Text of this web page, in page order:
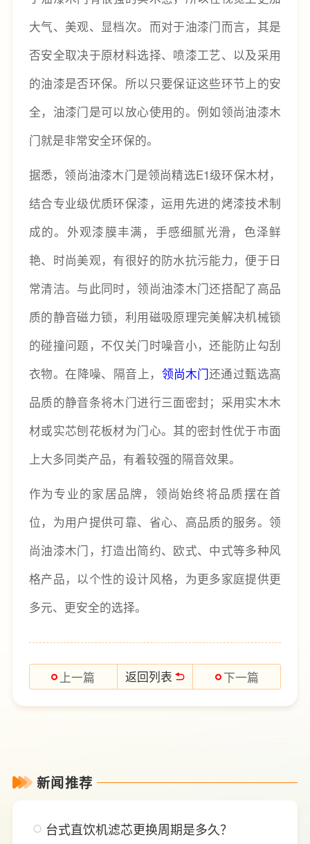
大气、美观、显档次。而对于油漆门而言，其是
否安全取决于原材料选择、喷漆工艺、以及采用
的油漆是否环保。所以只要保证这些环节上的安
全，油漆门是可以放心使用的。例如领尚油漆木
门就是非常安全环保的。
据悉，领尚油漆木门是领尚精选E1级环保木材，
结合专业级优质环保漆，运用先进的烤漆技术制
成的。外观漆膜丰满，手感细腻光滑，色泽鲜
艳、时尚美观，有很好的防水抗污能力，便于日
常清洁。与此同时，领尚油漆木门还搭配了高品
质的静音磁力锁，利用磁吸原理完美解决机械锁
的碰撞问题，不仅关门时噪音小，还能防止勾刮
衣物。在降噪、隔音上， 领尚木门还通过甄选高
品质的静音条将木门进行三面密封；采用实木木
材或实芯刨花板材为门心。其的密封性优于市面
上大多同类产品，有着较强的隔音效果。
作为专业的家居品牌，领尚始终将品质摆在首
位，为用户提供可靠、省心、高品质的服务。领
尚油漆木门，打造出简约、欧式、中式等多种风
格产品，以个性的设计风格，为更多家庭提供更
多元、更安全的选择。
上一篇 返回列表 下一篇
新闻推荐
台式直饮机滤芯更换周期是多久？